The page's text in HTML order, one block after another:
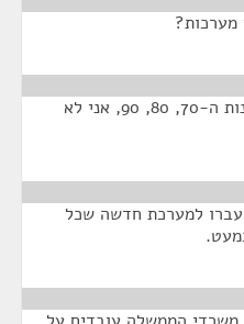
מכיוון שאלה מערכות שנבנו בשנות ה-70, 80, 90, אני לא
למערכת חדשה שכל